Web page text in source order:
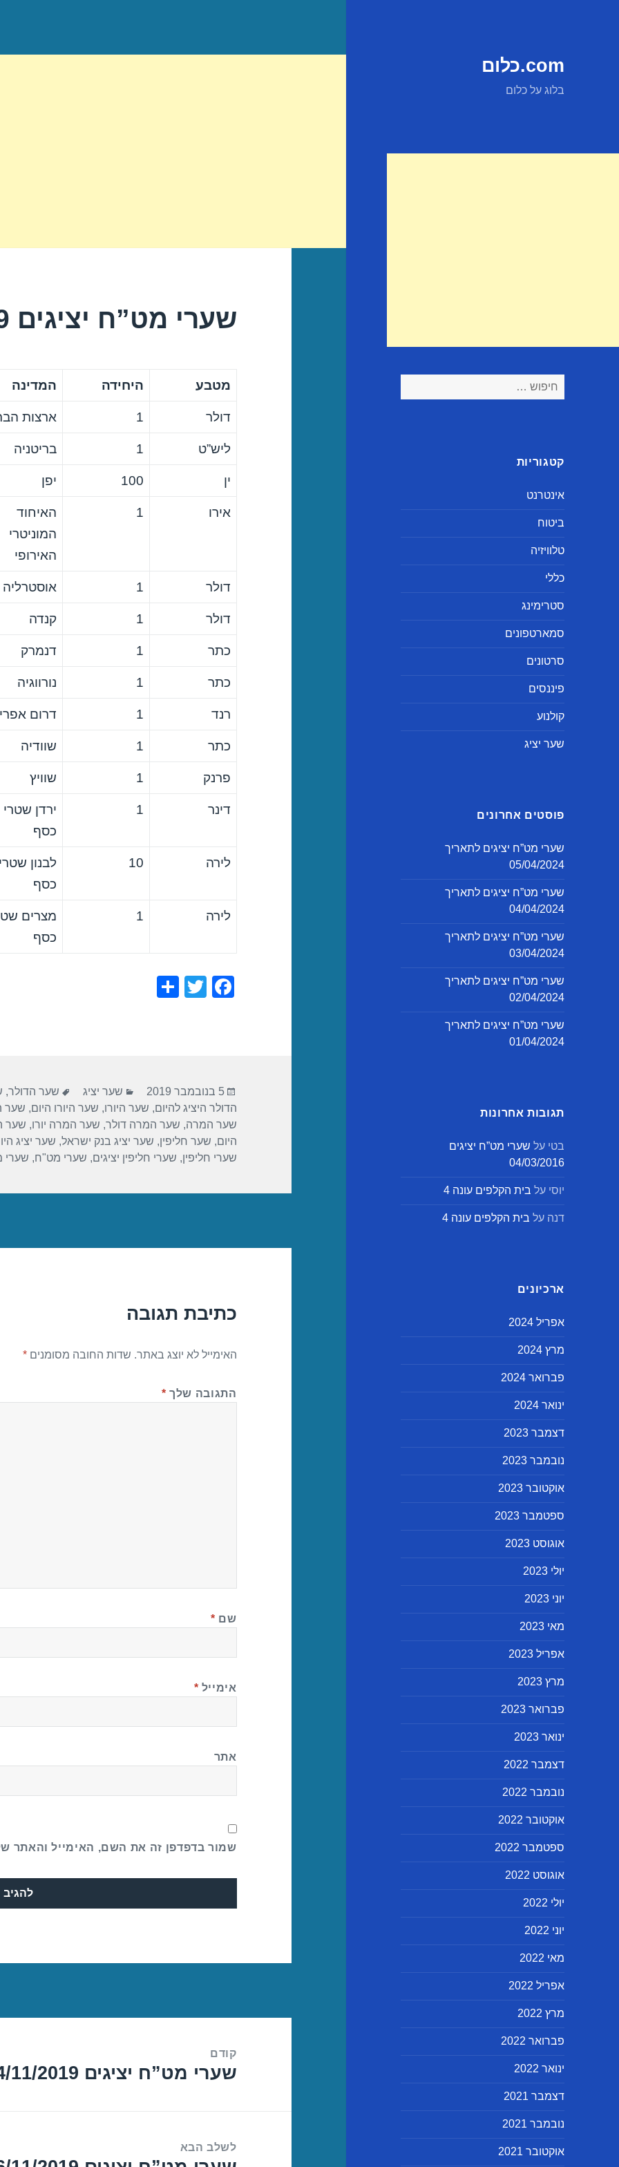
com.כלום
בלוג על כלום
חיפוש:
קטגוריות
אינטרנט
ביטוח
טלוויזיה
כללי
סטרימינג
סמארטפונים
סרטונים
פיננסים
קולנוע
שער יציג
פוסטים אחרונים
שערי מט”ח יציגים לתאריך
05/04/2024
שערי מט”ח יציגים לתאריך
04/04/2024
שערי מט”ח יציגים לתאריך
03/04/2024
שערי מט”ח יציגים לתאריך
02/04/2024
שערי מט”ח יציגים לתאריך
01/04/2024
תגובות אחרונות
בטי על שערי מט”ח יציגים
04/03/2016
יוסי על בית הקלפים עונה 4
דנה על בית הקלפים עונה 4
ארכיונים
אפריל 2024
מרץ 2024
פברואר 2024
ינואר 2024
דצמבר 2023
נובמבר 2023
אוקטובר 2023
ספטמבר 2023
אוגוסט 2023
יולי 2023
יוני 2023
מאי 2023
אפריל 2023
מרץ 2023
פברואר 2023
ינואר 2023
דצמבר 2022
נובמבר 2022
אוקטובר 2022
ספטמבר 2022
אוגוסט 2022
יולי 2022
יוני 2022
מאי 2022
אפריל 2022
מרץ 2022
פברואר 2022
ינואר 2022
דצמבר 2021
נובמבר 2021
אוקטובר 2021
שערי מט”ח יציגים 05/11/2019
מטבע היחידה המדינה
דולר 1 ארצות
ליש”ט 1 בריטניה
ין 100 יפן
אירו 1
האיחוד
המוניטרי
האירופי
דולר 1 אוסטרליה
דולר 1 קנדה
כתר 1 דנמרק
כתר 1 נורווגיה
רנד 1 דרום
כתר 1 שוודיה
פרנק 1 שוויץ
דינר 1
ירדן שטרי
כסף
לירה 10
לבנון
כסף
לירה 1
מצרים
כסף
F
o
o
k
T
פורסם
בתאריך
5 בנובמבר 2019 קטגוריות
שער יציג תגיות
שער הדולר,
הדולר היציג להיום, שער היורו, שער היורו היום, שער
שער המרה, שער המרה דולר, שער המרה יורו, שער
היום, שער חליפין, שער יציג בנק ישראל, שער יציג
שערי חליפין, שערי חליפין יציגים, שערי מט"ח, שערי
כתיבת תגובה
האימייל לא יוצג באתר. שדות החובה מסומנים*
התגובה שלך *
שם *
אימייל *
אתר
שמור בדפדפן זה את השם, האימייל והאתר
קודם
הפוסט
שערי מט”ח יציגים 04/11/2019
לשלב הבא